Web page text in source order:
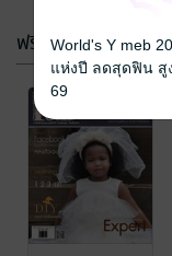
REAL
PARENTING
ฟรีกระจาย
World's Y meb
แห่งปี ลดสุดฟิน สู
69